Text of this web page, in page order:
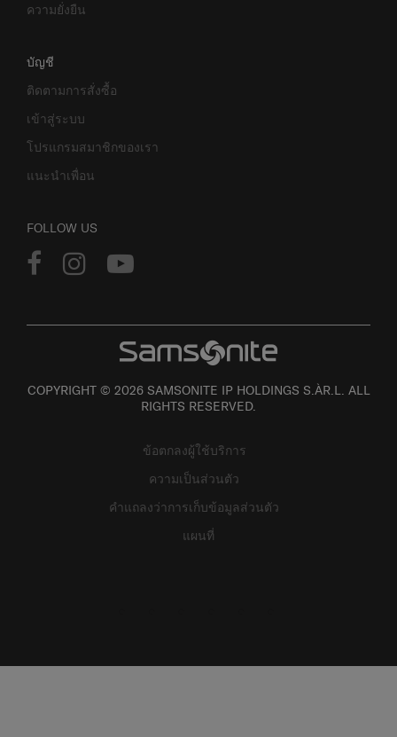
ความยั่งยืน
บัญชี
ติดตามการสั่งซื้อ
เข้าสู่ระบบ
โปรแกรมสมาชิกของเรา
แนะนำเพื่อน
FOLLOW US
COPYRIGHT © 2026 SAMSONITE IP HOLDINGS S.ÀR.L. ALL
RIGHTS RESERVED.
ข้อตกลงผู้ใช้บริการ
ความเป็นส่วนตัว
คำแถลงว่าการเก็บข้อมูลส่วนตัว
แผนที่